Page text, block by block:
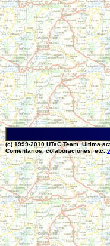
(c) 1999-2010 UTaC Team. Ultima
Comentarios, colaboraciones, etc.: